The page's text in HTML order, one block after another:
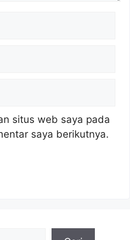
situs web saya pada
saya berikutnya.